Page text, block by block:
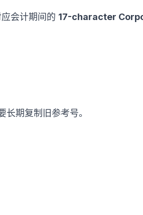
会计期间的 17-character
期复制旧参考号。